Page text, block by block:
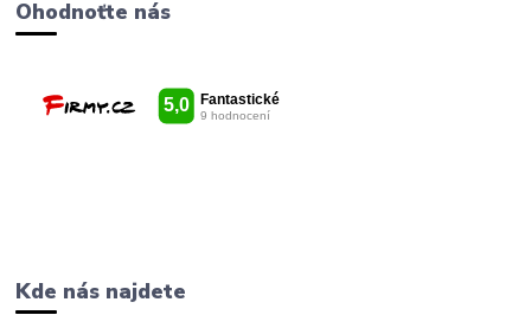
Ohodnoťte nás
Kde nás najdete